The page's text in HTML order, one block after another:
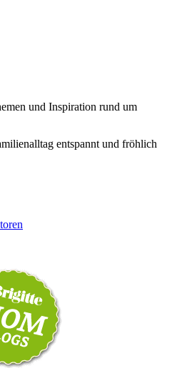
und Inspiration rund um
entspannt und fröhlich